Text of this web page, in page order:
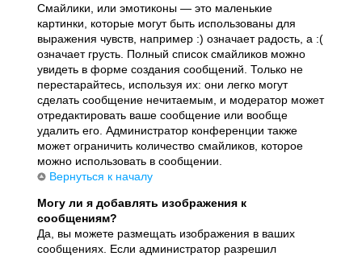
Смайлики, или эмотиконы — это маленькие
картинки, которые могут быть использованы для
выражения чувств, например :) означает радость, а :(
означает грусть. Полный список смайликов можно
увидеть в форме создания сообщений. Только не
перестарайтесь, используя их: они легко могут
сделать сообщение нечитаемым, и модератор может
отредактировать ваше сообщение или вообще
удалить его. Администратор конференции также
может ограничить количество смайликов, которое
можно использовать в сообщении.
Вернуться к началу
Могу ли я добавлять изображения к
сообщениям?
Да, вы можете размещать изображения в ваших
сообщениях. Если администратор разрешил